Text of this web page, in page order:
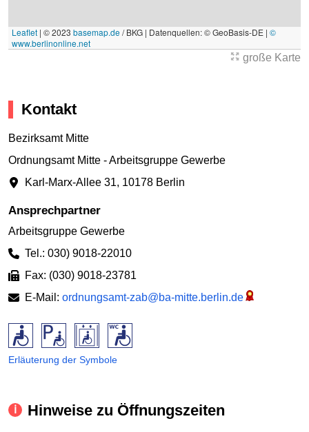
Leaflet | © 2023 basemap.de/ BKG | Datenquellen: © GeoBasis-DE | ©
www.berlinonline.net
große Karte
Kontakt
Bezirksamt Mitte
Ordnungsamt Mitte - Arbeitsgruppe Gewerbe
Karl-Marx-Allee 31, 10178 Berlin
Ansprechpartner
Arbeitsgruppe Gewerbe
Tel.: 030) 9018-22010
Fax: (030) 9018-23781
E-Mail: ordnungsamt-zab@ba-mitte.berlin.de
Erläuterung der Symbole
Hinweise zu Öffnungszeiten